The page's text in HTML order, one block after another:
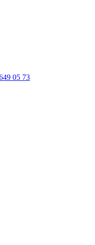
05 73